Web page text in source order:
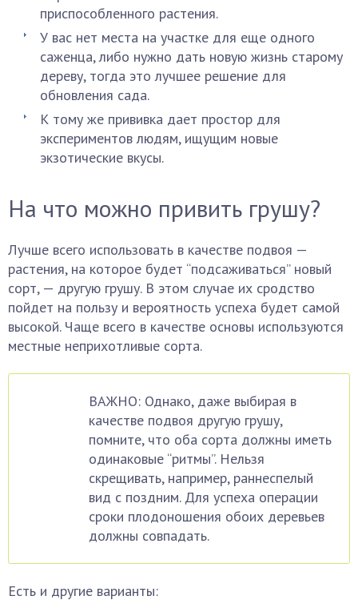
приспособленного растения.
У вас нет места на участке для еще одного
саженца, либо нужно дать новую жизнь старому
дереву, тогда это лучшее решение для
обновления сада.
К тому же прививка дает простор для
экспериментов людям, ищущим новые
экзотические вкусы.
На что можно привить грушу?
Лучше всего использовать в качестве подвоя —
растения, на которое будет “подсаживаться” новый
сорт, — другую грушу. В этом случае их сродство
пойдет на пользу и вероятность успеха будет самой
высокой. Чаще всего в качестве основы используются
местные неприхотливые сорта.
ВАЖНО: Однако, даже выбирая в
качестве подвоя другую грушу,
помните, что оба сорта должны иметь
одинаковые “ритмы”. Нельзя
скрещивать, например, раннеспелый
вид с поздним. Для успеха операции
сроки плодоношения обоих деревьев
должны совпадать.
Есть и другие варианты: